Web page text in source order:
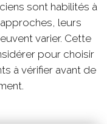
sont habilités à
leurs
varier. Cette
pour choisir
à vérifier avant de